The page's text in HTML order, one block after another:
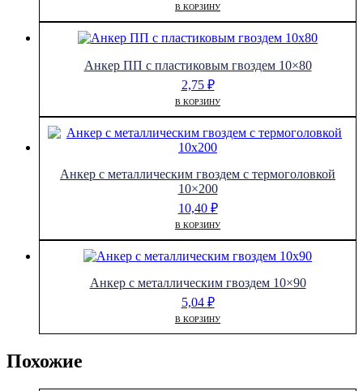
В КОРЗИНУ
Анкер ПП с пластиковым гвоздем 10×80
2,75 ₽
В КОРЗИНУ
Анкер с металлическим гвоздем с термоголовкой
10×200
10,40 ₽
В КОРЗИНУ
Анкер с металлическим гвоздем 10×90
5,04 ₽
В КОРЗИНУ
Похожие